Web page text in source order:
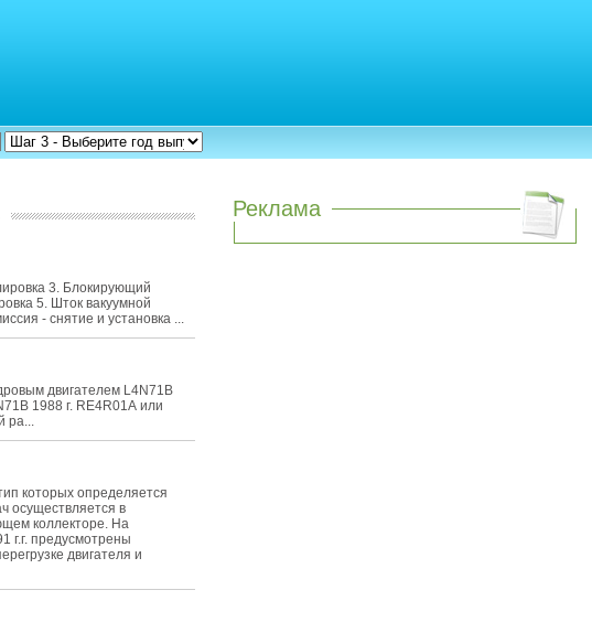
3. Блокирующий
5. Шток вакуумной
- снятие и установка ...
двигателем L4N71B
1988 г. RE4R01А или
ра...
которых определяется
осуществляется в
коллекторе. На
г.г. предусмотрены
двигателя и
Реклама